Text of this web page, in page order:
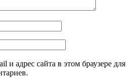
и адрес сайта в этом браузере для